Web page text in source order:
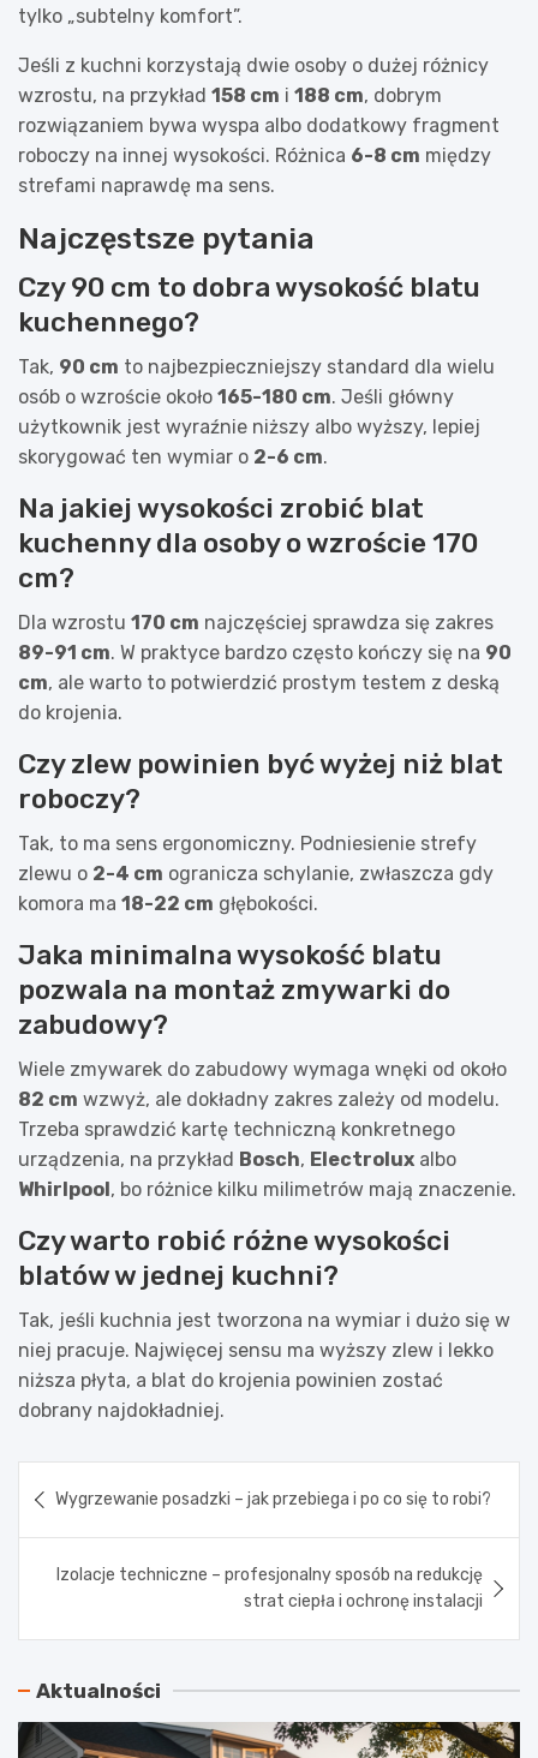
tylko „subtelny komfort”.
Jeśli z kuchni korzystają dwie osoby o dużej różnicy
wzrostu, na przykład 158 cm i 188 cm, dobrym
rozwiązaniem bywa wyspa albo dodatkowy fragment
roboczy na innej wysokości. Różnica 6-8 cm między
strefami naprawdę ma sens.
Najczęstsze pytania
Czy 90 cm to dobra wysokość blatu
kuchennego?
Tak, 90 cm to najbezpieczniejszy standard dla wielu
osób o wzroście około 165-180 cm. Jeśli główny
użytkownik jest wyraźnie niższy albo wyższy, lepiej
skorygować ten wymiar o 2-6 cm.
Na jakiej wysokości zrobić blat
kuchenny dla osoby o wzroście 170
cm?
Dla wzrostu 170 cm najczęściej sprawdza się zakres
89-91 cm. W praktyce bardzo często kończy się na 90
cm, ale warto to potwierdzić prostym testem z deską
do krojenia.
Czy zlew powinien być wyżej niż blat
roboczy?
Tak, to ma sens ergonomiczny. Podniesienie strefy
zlewu o 2-4 cm ogranicza schylanie, zwłaszcza gdy
komora ma 18-22 cm głębokości.
Jaka minimalna wysokość blatu
pozwala na montaż zmywarki do
zabudowy?
Wiele zmywarek do zabudowy wymaga wnęki od około
82 cm wzwyż, ale dokładny zakres zależy od modelu.
Trzeba sprawdzić kartę techniczną konkretnego
urządzenia, na przykład Bosch, Electrolux albo
Whirlpool, bo różnice kilku milimetrów mają znaczenie.
Czy warto robić różne wysokości
blatów w jednej kuchni?
Tak, jeśli kuchnia jest tworzona na wymiar i dużo się w
niej pracuje. Najwięcej sensu ma wyższy zlew i lekko
niższa płyta, a blat do krojenia powinien zostać
dobrany najdokładniej.
wpisu
Wygrzewanie posadzki – jak przebiega i po co się to robi?
Izolacje techniczne – profesjonalny sposób na redukcję
strat ciepła i ochronę instalacji
Aktualności